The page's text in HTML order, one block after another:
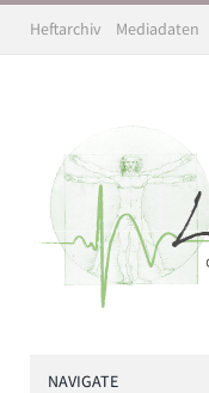
Heftarchiv Mediadaten
NAVIGATE